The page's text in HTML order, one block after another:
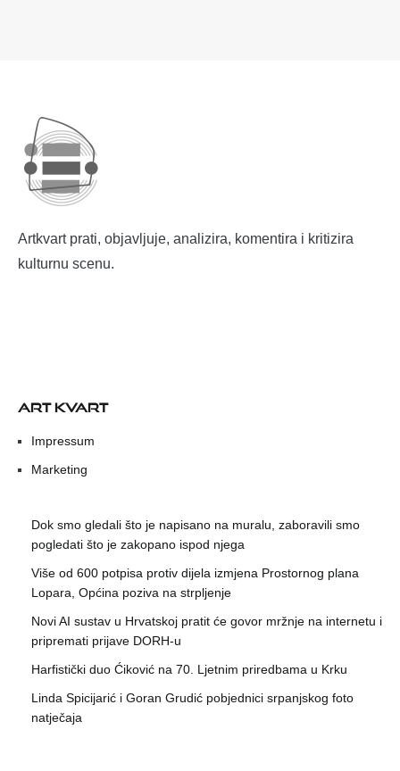
Artkvart prati, objavljuje, analizira, komentira i kritizira
kulturnu scenu.
ART KVART
Impressum
Marketing
Dok smo gledali što je napisano na muralu, zaboravili smo
pogledati što je zakopano ispod njega
Više od 600 potpisa protiv dijela izmjena Prostornog plana
Lopara, Općina poziva na strpljenje
Novi AI sustav u Hrvatskoj pratit će govor mržnje na internetu i
pripremati prijave DORH-u
Harfistički duo Ćiković na 70. Ljetnim priredbama u Krku
Linda Spicijarić i Goran Grudić pobjednici srpanjskog foto
natječaja